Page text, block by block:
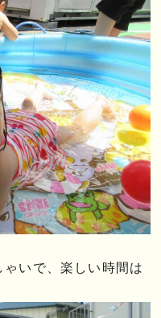
いで、楽しい時間は